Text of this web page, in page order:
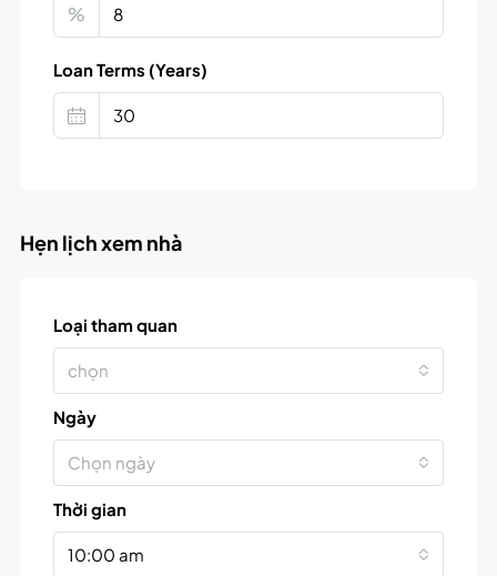
%
Loan Terms (Years)
Hẹn lịch xem nhà
Loại tham quan
chọn
Ngày
Chọn ngày
Thời gian
10:00 am